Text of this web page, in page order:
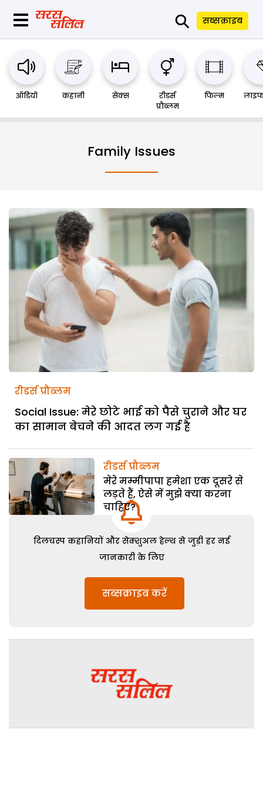
⚲ सब्सक्राइब
ऑडियो कहानी सेक्स
रीडर्स
प्रौब्लम
फिल्म
Family Issues
रीडर्स प्रौब्लम
Social Issue: मेरे छोटे भाई को पैसे चुराने और घर
का सामान बेचने की आदत लग गई है
रीडर्स प्रौब्लम
मेरे मम्मीपापा हमेशा एक दूसरे से
लड़ते हैं, ऐसे में मुझे क्या करना
चाहिए?
दिलचस्प कहानियों और सेक्शुअल हेल्थ से जुड़ी हर नई
जानकारी के लिए
सब्सक्राइब करें